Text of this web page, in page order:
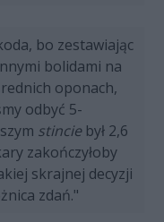
bo zestawiając
bolidami na
oponach,
odbyć 5-
stinciebył 2,6
zakończyłoby
skrajnej decyzji
zdań."